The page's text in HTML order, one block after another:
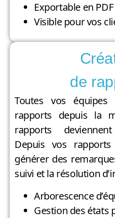
Exportable en PDF
Visible pour vos
de
Toutes vos
rapports depuis la
rapports
Depuis vos
générer des
suivi et la résolution
Arborescence
Gestion des états